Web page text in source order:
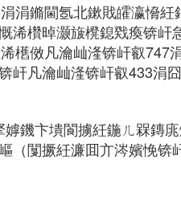
涓鏅閫氬北鏉戝皬瀛愶
浠欑晫灏旇櫈鎴戣瘓锛
欍傚凡瀹屾湰锛屽叡
屽凡瀹屾湰锛屽叡433涓
鐖卞墤閬擄紝鍦ㄦ槑
（闅撅紝濂囬亣涔嬪悗